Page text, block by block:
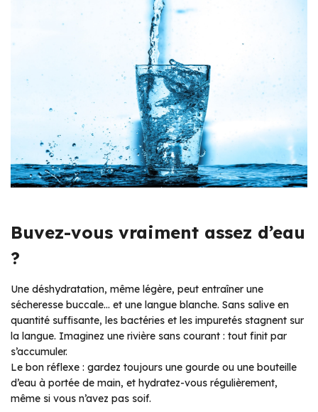
Buvez-vous vraiment assez d’eau
?
Une déshydratation, même légère, peut entraîner une
sécheresse buccale… et une langue blanche. Sans salive en
quantité suffisante, les bactéries et les impuretés stagnent sur
la langue. Imaginez une rivière sans courant : tout finit par
s’accumuler.
Le bon réflexe : gardez toujours une gourde ou une bouteille
d’eau à portée de main, et hydratez-vous régulièrement,
même si vous n’avez pas soif.